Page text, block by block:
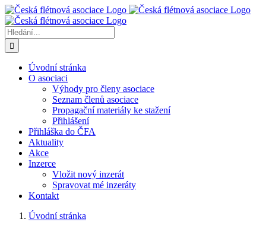
Přeskočit
na
obsah
Hledat:
Úvodní stránka
O asociaci
Výhody pro členy asociace
Seznam členů asociace
Propagační materiály ke stažení
Přihlášení
Přihláška do ČFA
Aktuality
Akce
Inzerce
Vložit nový inzerát
Spravovat mé inzeráty
Kontakt
Úvodní stránka